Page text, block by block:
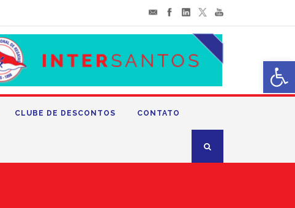
CLUBE DE DESCONTOS CONTATO
Abrir